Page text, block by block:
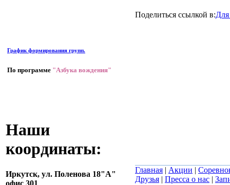
График формирования групп.
По программе "Азбука вождения"
Поделиться ссылкой в:Для
Наши
координаты:
Иркутск, ул. Поленова 18"А"
офис 301
Главная | Акции |
Друзья | Пресса о нас |